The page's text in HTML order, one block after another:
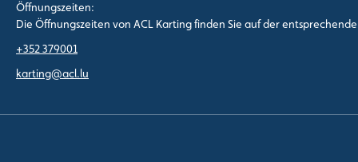
Öffnungszeiten:
Die Öffnungszeiten von ACL Karting finden Sie auf der
+352 379001
karting@acl.lu